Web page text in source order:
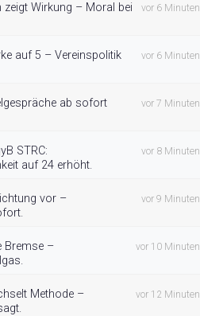
zeigt Wirkung – Moral bei
vor 6 Minuten
auf 5 – Vereinspolitik
vor 6 Minuten
ab sofort
vor 7 Minuten
STRC:
auf 24 erhöht.
vor 8 Minuten
vor –
vor 9 Minuten
Bremse –
vor 10 Minuten
Methode –
vor 12 Minuten